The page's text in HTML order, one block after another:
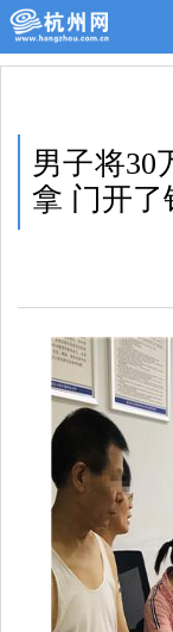
男子将30
拿 门开了